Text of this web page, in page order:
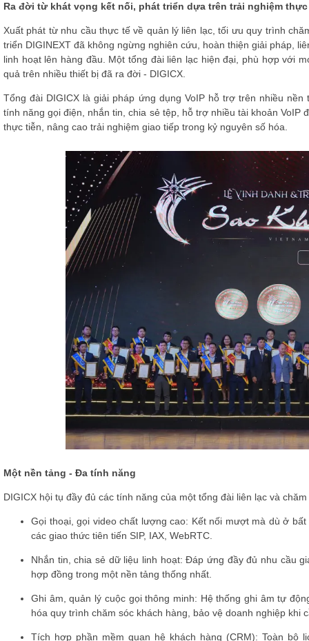
Ra đời từ khát vọng kết nối, phát triển dựa trên trải nghiệm
Xuất phát từ nhu cầu thực tế về quản lý liên lạc, tối ưu quy trình
triển DIGINEXT đã không ngừng nghiên cứu, hoàn thiện giải pháp,
linh hoạt lên hàng đầu. Một tổng đài liên lạc hiện đại, phù hợp với
quả trên nhiều thiết bị đã ra đời - DIGICX.
Tổng đài DIGICX là giải pháp ứng dụng VoIP hỗ trợ trên nhiều
tính năng gọi điện, nhắn tin, chia sẻ tệp, hỗ trợ nhiều tài khoản
thực tiễn, nâng cao trải nghiệm giao tiếp trong kỷ nguyên số hóa.
Một nền tảng - Đa tính năng
DIGICX hội tụ đầy đủ các tính năng của một tổng đài liên lạc và
Gọi thoại, gọi video chất lượng cao: Kết nối mượt mà dù ở
các giao thức tiên tiến SIP, IAX, WebRTC.
Nhắn tin, chia sẻ dữ liệu linh hoạt: Đáp ứng đầy đủ nhu cầu
hợp đồng trong một nền tảng thống nhất.
Ghi âm, quản lý cuộc gọi thông minh: Hệ thống ghi âm tự
hóa quy trình chăm sóc khách hàng, bảo vệ doanh nghiệp khi
Tích hợp phần mềm quan hệ khách hàng (CRM): Toàn